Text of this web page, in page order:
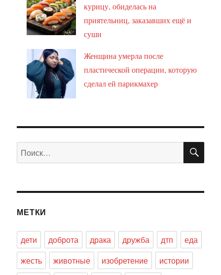
курицу, обиделась на
приятельниц, заказавших ещё и
суши
Женщина умерла после
пластической операции, которую
сделал ей парикмахер
Искать:
МЕТКИ
дети доброта драка дружба дтп
еда
жесть
животные изобретение истории